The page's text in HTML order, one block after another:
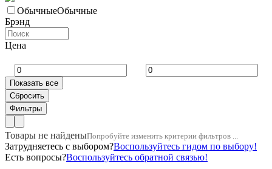
ОбычныеОбычные
Брэнд
Цена
Товары не найденыПопробуйте изменить критерии фильтров ...
Затрудняетесь с выбором?Воспользуйтесь гидом по выбору!
Есть вопросы?Воспользуйтесь обратной связью!